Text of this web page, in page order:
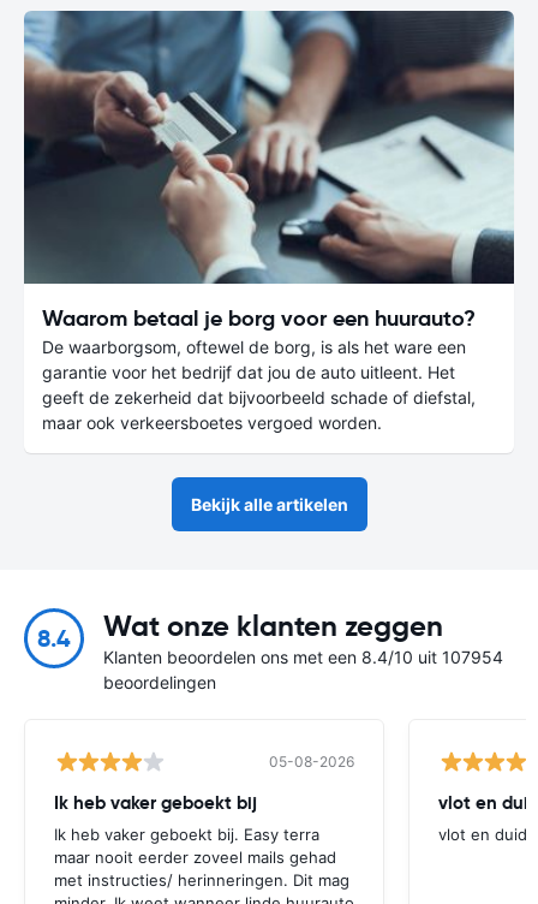
Waarom betaal je borg voor een huurauto?
De waarborgsom, oftewel de borg, is als het ware een
garantie voor het bedrijf dat jou de auto uitleent. Het
geeft de zekerheid dat bijvoorbeeld schade of diefstal,
maar ook verkeersboetes vergoed worden.
Bekijk alle artikelen
8.4 Wat onze klanten zeggen
Klanten beoordelen ons met een 8.4/10 uit 107954
beoordelingen
05-08-2026
Ik heb vaker geboekt bij
Ik heb vaker geboekt bij. Easy terra
maar nooit eerder zoveel mails gehad
met instructies/ herinneringen. Dit mag
vlot en
vlot en